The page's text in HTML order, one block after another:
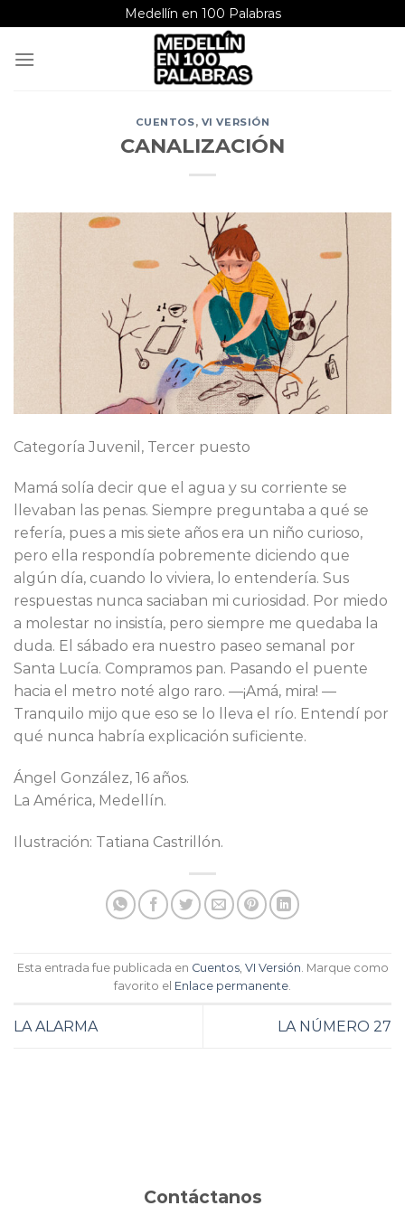
al
contenido
Medellín en 100 Palabras
CUENTOS, VI VERSIÓN
CANALIZACIÓN
Categoría Juvenil, Tercer puesto
Mamá solía decir que el agua y su corriente se
llevaban las penas. Siempre preguntaba a qué se
refería, pues a mis siete años era un niño curioso,
pero ella respondía pobremente diciendo que
algún día, cuando lo viviera, lo entendería. Sus
respuestas nunca saciaban mi curiosidad. Por miedo
a molestar no insistía, pero siempre me quedaba la
duda. El sábado era nuestro paseo semanal por
Santa Lucía. Compramos pan. Pasando el puente
hacia el metro noté algo raro. —¡Amá, mira! —
Tranquilo mijo que eso se lo lleva el río. Entendí por
qué nunca habría explicación suficiente.
Ángel González, 16 años.
La América, Medellín.
Ilustración: Tatiana Castrillón.
Esta entrada fue publicada en Cuentos, VI Versión. Marque como
favorito el Enlace permanente.
LA ALARMA LA NÚMERO 27
Contáctanos